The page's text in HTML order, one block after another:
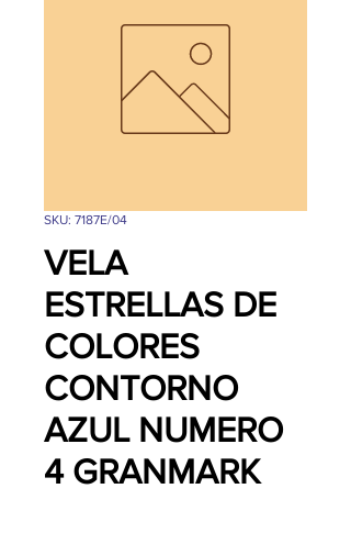
SKU: 7187E/04
VELA
ESTRELLAS DE
COLORES
CONTORNO
AZUL NUMERO
4 GRANMARK